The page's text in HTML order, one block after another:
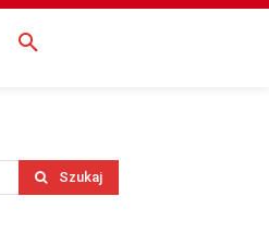
Szukaj